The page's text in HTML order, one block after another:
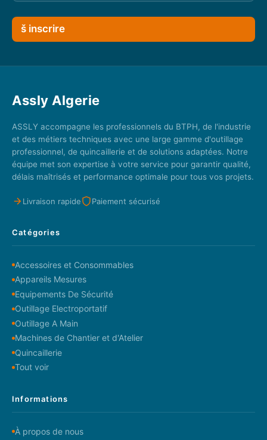
š inscrire
Assly Algerie
ASSLY accompagne les professionnels du BTPH, de l'industrie
et des métiers techniques avec une large gamme d'outillage
professionnel, de quincaillerie et de solutions adaptées. Notre
équipe met son expertise à votre service pour garantir qualité,
délais maîtrisés et performance optimale pour tous vos projets.
Livraison rapide Paiement sécurisé
Catégories
Accessoires et Consommables
Appareils Mesures
Equipements De Sécurité
Outillage Electroportatif
Outillage A Main
Machines de Chantier et d'Atelier
Quincaillerie
Tout voir
Informations
À propos de nous